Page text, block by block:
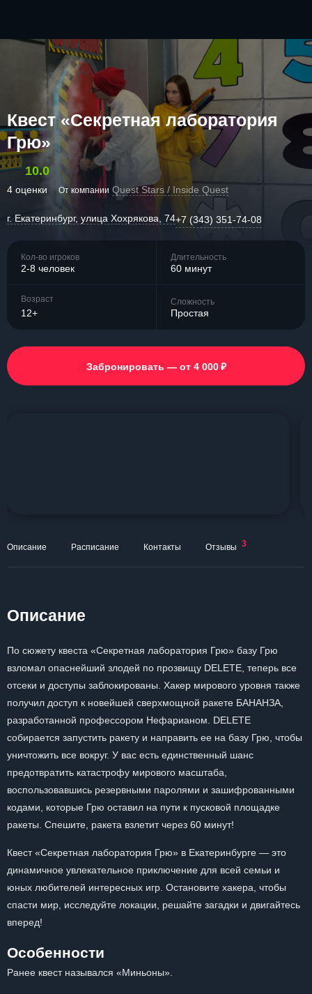
Квест «Секретная лаборатория
Грю»
10.0
4 оценки От компании Quest Stars / Inside Quest
г. Екатеринбург, улица Хохрякова, 74+7 (343) 351-74-08
Кол-во игроков
2-8 человек
Длительность
60 минут
Возраст
12+
Сложность
Простая
Забронировать — от 4 000 ₽
Описание Расписание Контакты Отзывы 3
Описание
По сюжету квеста «Секретная лаборатория Грю» базу Грю
взломал опаснейший злодей по прозвищу DELETE, теперь все
отсеки и доступы заблокированы. Хакер мирового уровня также
получил доступ к новейшей сверхмощной ракете БАНАНЗА,
разработанной профессором Нефарианом. DELETE
собирается запустить ракету и направить ее на базу Грю, чтобы
уничтожить все вокруг. У вас есть единственный шанс
предотвратить катастрофу мирового масштаба,
воспользовавшись резервными паролями и зашифрованными
кодами, которые Грю оставил на пути к пусковой площадке
ракеты. Спешите, ракета взлетит через 60 минут!
Квест «Секретная лаборатория Грю» в Екатеринбурге — это
динамичное увлекательное приключение для всей семьи и
юных любителей интересных игр. Остановите хакера, чтобы
спасти мир, исследуйте локации, решайте загадки и двигайтесь
вперед!
Особенности
Ранее квест назывался «Миньоны».